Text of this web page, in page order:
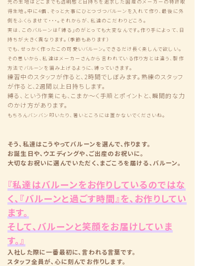
元の生地はどこまでも透明感と日持ちを追求した国産のメーカーの特許取
得生地。中に4個、そっと大事にひとつづつバルーンを入れて作り、最後に外
側をふくらませて・・・。それからが、私達のこだわりどころ。
実は、このバルーンは「縛る」のがとっても大変なんです。作り手によって、日
持ちが大きく異なります。（季節もあります）
でも、せっかく作ったこの可愛いバルーン。できるだけ長く楽しんで欲しい。
その思いから、私達はメーカーさんから言われている作り方とは違う、製作
方法でバルーンを編み上げるように、縛っていきます。
練習中のスタッフが作ると、2時間でしぼみます。熟練のスタッフ
が作ると、2週間以上日持ちします。
縛る、という作業にも、こまか〜く手順とポイントと、瞬間的な力
のかけ方があります。
もちろんバンバン叩いたり、暑いところには置かないでくださいね。
そう、私達はこうやってバルーンを選んで、作ります。
お誕生日や、ウエディングや、ご出産のお祝いに。
大切なお祝いに選んでいただく、まごころを届ける、バルーン。
『私達はバルーンをお作りしているのではな
く、『バルーンと過ごす時間』を、お作りしてい
ます。
そして、バルーンと笑顔をお届けしていま
す。』
入社した際に一番最初に、言われる言葉です。
スタッフ全員が、心に刻んでお作りします。